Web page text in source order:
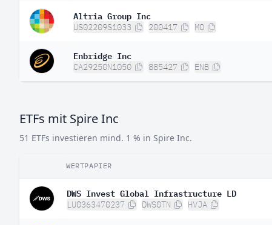
Altria Group Inc
US02209S1033 200417 MO
Enbridge Inc
CA29250N1050 885427 ENB
ETFs mit Spire Inc
51 ETFs investieren mind. 1 % in Spire Inc.
WERTPAPIER
DWS Invest Global Infrastructure LD
LU0363470237 DWS0TN HVJA